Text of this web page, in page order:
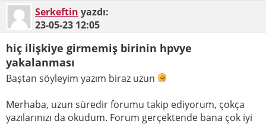
Serkeftin yazdı:
23-05-23 12:05
hiç ilişkiye girmemiş birinin hpvye
yakalanması
Baştan söyleyim yazım biraz uzun
Merhaba, uzun süredir forumu takip ediyorum, çokça
yazılarınızı da okudum. Forum gerçektende bana çok iyi